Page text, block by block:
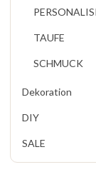
TAUFE
SCHMUCK
Dekoration
DIY
SALE